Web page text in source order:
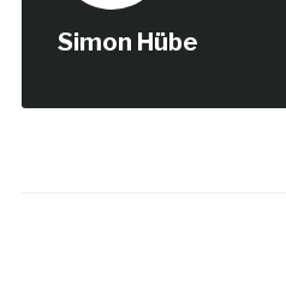
Simon Hübe